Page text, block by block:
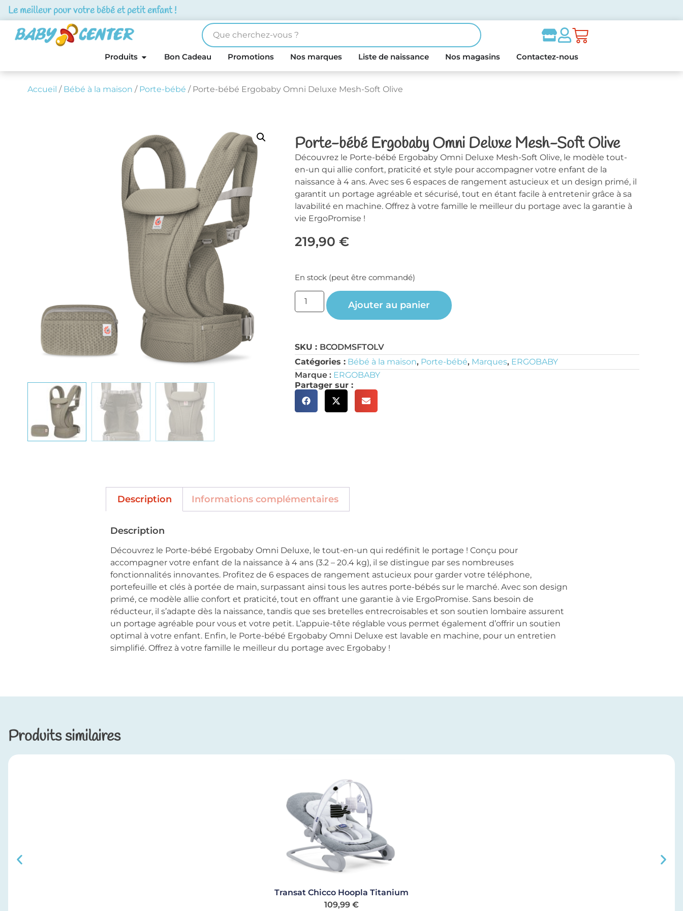
Le meilleur pour votre bébé et petit enfant !
Produits Bon Cadeau Promotions Nos marques Liste de naissance Nos magasins Contactez-nous
Accueil / Bébé à la maison / Porte-bébé / Porte-bébé Ergobaby Omni Deluxe Mesh-Soft Olive
Porte-bébé Ergobaby Omni Deluxe Mesh-Soft Olive
Découvrez le Porte-bébé Ergobaby Omni Deluxe Mesh-Soft Olive, le modèle tout-
en-un qui allie confort, praticité et style pour accompagner votre enfant de la
naissance à 4 ans. Avec ses 6 espaces de rangement astucieux et un design primé, il
garantit un portage agréable et sécurisé, tout en étant facile à entretenir grâce à sa
lavabilité en machine. Offrez à votre famille le meilleur du portage avec la garantie à
vie ErgoPromise !
219,90€
En stock (peut être commandé)
Ajouter au panier
SKU : BCODMSFTOLV
Catégories : Bébé à la maison, Porte-bébé, Marques, ERGOBABY
Marque : ERGOBABY
Partager sur :
Description Informations complémentaires
Description
Découvrez le Porte-bébé Ergobaby Omni Deluxe, le tout-en-un qui redéfinit le portage ! Conçu pour
accompagner votre enfant de la naissance à 4 ans (3.2 – 20.4 kg), il se distingue par ses nombreuses
fonctionnalités innovantes. Profitez de 6 espaces de rangement astucieux pour garder votre téléphone,
portefeuille et clés à portée de main, surpassant ainsi tous les autres porte-bébés sur le marché. Avec son design
primé, ce modèle allie confort et praticité, tout en offrant une garantie à vie ErgoPromise. Sans besoin de
réducteur, il s’adapte dès la naissance, tandis que ses bretelles entrecroisables et son soutien lombaire assurent
un portage agréable pour vous et votre petit. L’appuie-tête réglable vous permet également d’offrir un soutien
optimal à votre enfant. Enfin, le Porte-bébé Ergobaby Omni Deluxe est lavable en machine, pour un entretien
simplifié. Offrez à votre famille le meilleur du portage avec Ergobaby !
Produits similaires
Transat Chicco Hoopla Titanium
109,99 €